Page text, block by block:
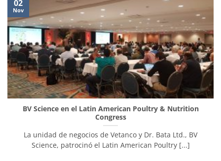
BV Science en el Latin American Poultry & Nutrition
Congress
La unidad de negocios de Vetanco y Dr. Bata Ltd., BV
Science, patrocinó el Latin American Poultry [...]
02
Nov